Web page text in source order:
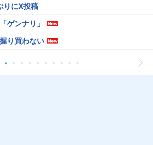
りにX投稿
ゲンナリ」
り買わない